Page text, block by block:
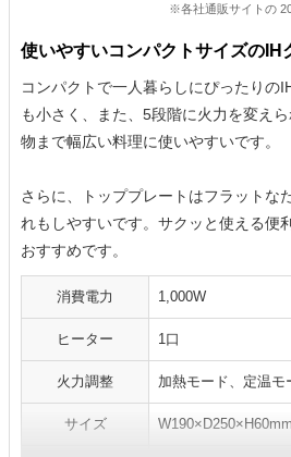
※各社通販サイトの
使いやすいコンパクトサイズのIH
コンパクトで一人暮らしにぴったりの
も小さく、また、5段階に火力を変え
物まで幅広い料理に使いやすいです。
さらに、トッププレートはフラットな
れもしやすいです。サクッと使える便
おすすめです。
消費電力 1,000W
ヒーター 1口
火力調整 加熱モード、定温モ
サイズ W190×D250×H60mm